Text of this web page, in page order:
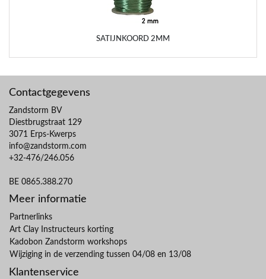
SATIJNKOORD 2MM
Contactgegevens
Zandstorm BV
Diestbrugstraat 129
3071 Erps-Kwerps
info@zandstorm.com
+32-476/246.056
BE 0865.388.270
Meer informatie
Partnerlinks
Art Clay Instructeurs korting
Kadobon Zandstorm workshops
Wijziging in de verzending tussen 04/08 en 13/08
Klantenservice